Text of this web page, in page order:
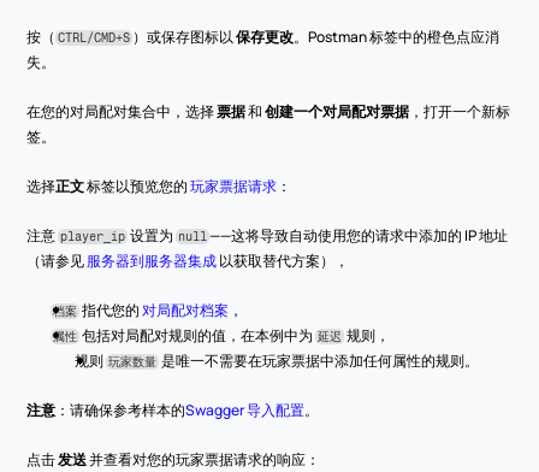
按（CTRL/CMD+S ）或保存图标以 保存更改。Postman 标签中的橙色点应消
失。
在您的对局配对集合中，选择 票据 和 创建一个对局配对票据 ，打开一个新标
签。
选择正文 标签以预览您的 玩家票据请求 ：
注意 player_ip 设置为 null ——这将导致自动使用您的请求中添加的 IP 地址
（请参见 服务器到服务器集成 以获取替代方案），
档案 指代您的 对局配对档案 ，
属性 包括对局配对规则的值，在本例中为 延迟 规则，
规则 玩家数量 是唯一不需要在玩家票据中添加任何属性的规则。
注意 ：请确保参考样本的Swagger 导入配置。
点击 发送 并查看对您的玩家票据请求的响应：